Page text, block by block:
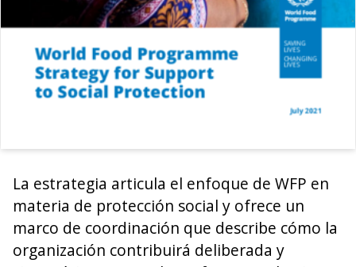
La estrategia articula el enfoque de WFP en
materia de protección social y ofrece un
marco de coordinación que describe cómo la
organización contribuirá deliberada y